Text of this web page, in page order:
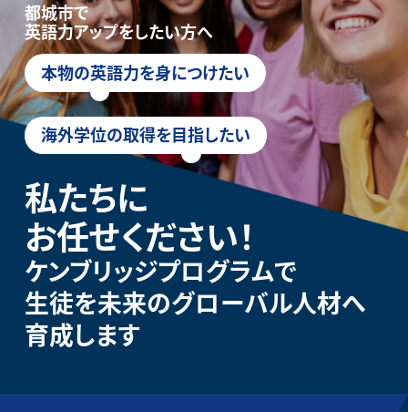
都城市で
英語力アップをしたい方へ
本物の英語力を身につけたい
海外学位の取得を目指したい
私たちに
お任せください！
ケンブリッジプログラムで
生徒を未来のグローバル人材へ
育成します